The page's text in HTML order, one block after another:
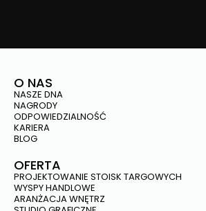
O NAS
NASZE DNA
NAGRODY
ODPOWIEDZIALNOŚĆ
KARIERA
BLOG
OFERTA
PROJEKTOWANIE STOISK TARGOWYCH
WYSPY HANDLOWE
ARANŻACJA WNĘTRZ